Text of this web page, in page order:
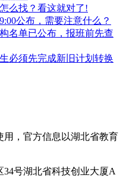
么找？看这就对了!
公布，需要注意什么？
名单已公布，报班前先查
必须先完成新旧计划转换
，官方信息以湖北省教育
号湖北省科技创业大厦A